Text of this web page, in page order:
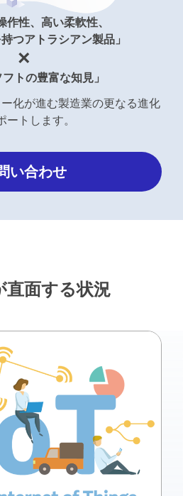
作性、⾼い柔軟性、
つアトラシアン製品」
×
フトの豊富な知⾒」
化が進む製造業の更なる進化
ートします。
い合わせ
直⾯する状況